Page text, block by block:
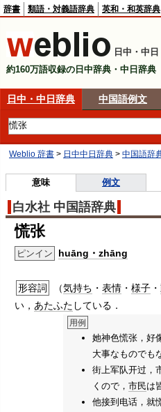
辞書 類語・対義語辞典 英和・和英辞典
日中・中日
約160万語収録の日中辞典・中日辞典
日中・中日辞典 中国語例文
Weblio 辞書 > 日中中日辞典 > 中国語辞
意味 例文
白水社 中国語辞典
慌张
ピンイン huāng・zhāng
形容詞 （気持ち ・ 表情 ・ 様子 ・
い， あたふた している．
用例
她神色慌张，好
大事なものでも
街上军队开过，
くので， 市民は
他接到电话，就